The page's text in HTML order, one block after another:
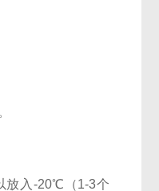
放入-20℃（1-3个